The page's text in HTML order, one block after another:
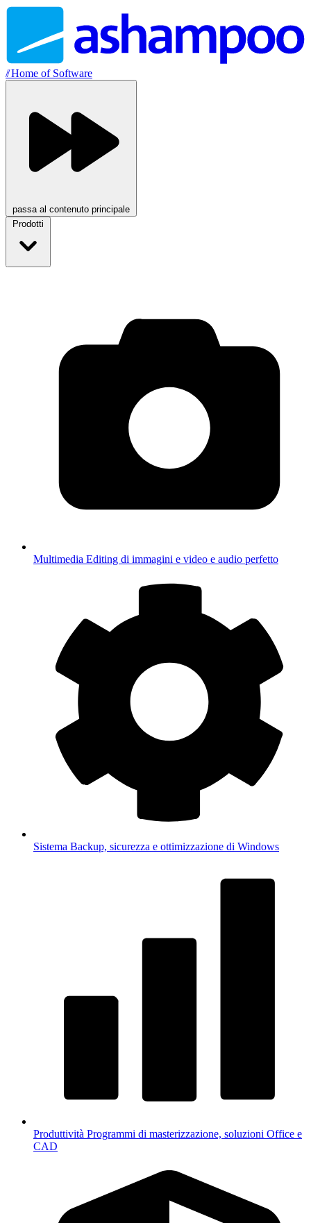
//Home of Software
passa al contenuto principale
Prodotti
Multimedia Editing di immagini e video e audio perfetto
Sistema Backup, sicurezza e ottimizzazione di Windows
Produttività Programmi di masterizzazione, soluzioni Office e
CAD